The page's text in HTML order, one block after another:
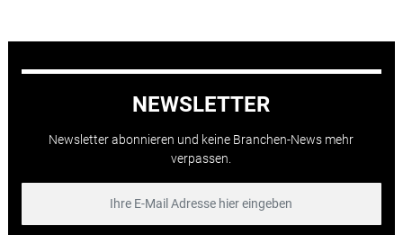
NEWSLETTER
Newsletter abonnieren und keine Branchen-News mehr
verpassen.